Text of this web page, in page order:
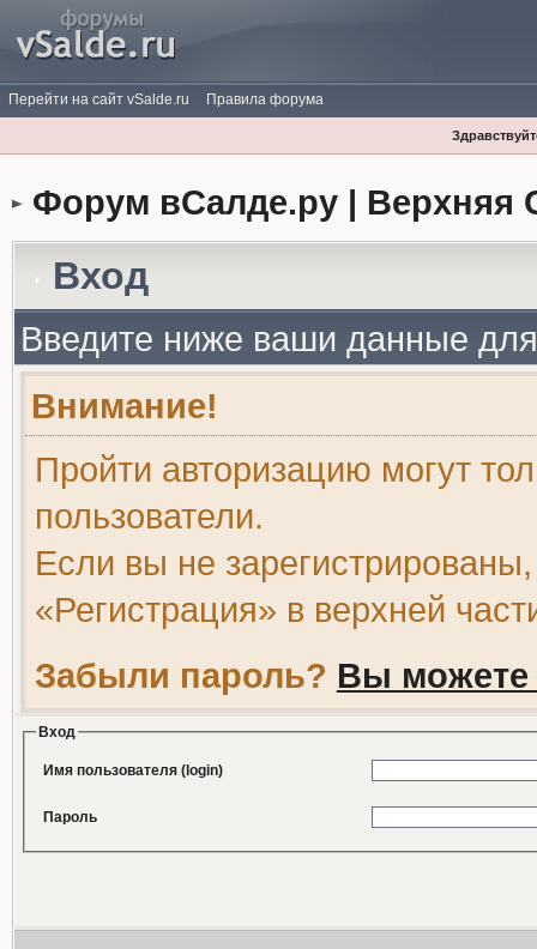
Перейти на сайт vSalde.ru Правила форума
Форум вСалде.ру | Верхняя
Вход
Введите ниже ваши данные
Внимание!
Пройти авторизацию могут
пользователи.
Если вы не
«Регистрация» в верхней
Забыли пароль? Вы можете
Вход
Имя пользователя (login)
Пароль